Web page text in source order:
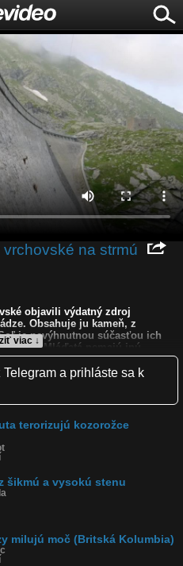
na strmú
viac ↓
objavili výdatný zdroj
Obsahuje ju kameň, z
je nevýhnutnou súčasťou ich
Mláďatá nemajú inú
Pre iných je to nemožná
hravo vylezú až skoro na vrch
vrchovský, soľ, lízať soľ, alpy,
a prihláste sa k
terorizujú kozorožce
šikmú a vysokú stenu
milujú moč (Britská Kolumbia)